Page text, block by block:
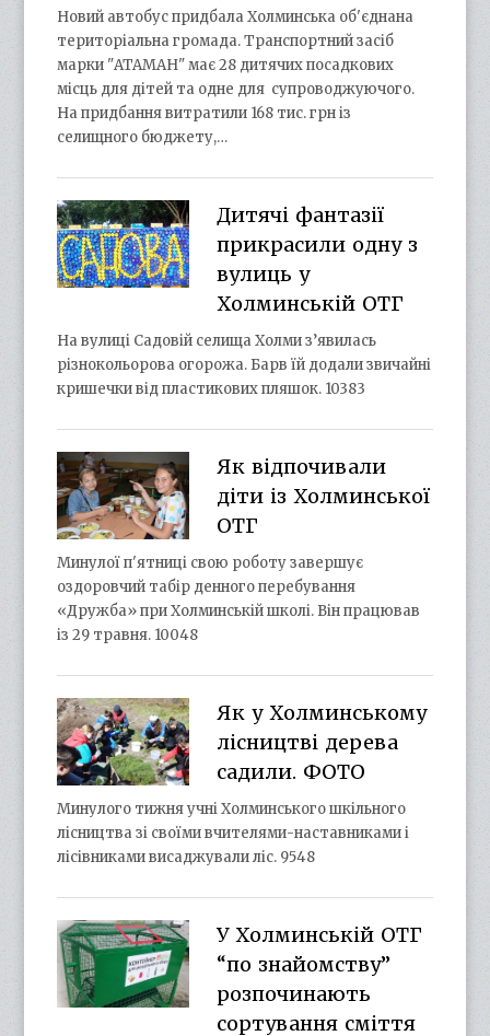
Новий автобус придбала Холминська об'єднана
територіальна громада. Транспортний засіб
марки "АТАМАН" має 28 дитячих посадкових
місць для дітей та одне для супроводжуючого.
На придбання витратили 168 тис. грн із
селищного бюджету,…
Дитячі фантазії
прикрасили одну з
вулиць у
Холминській ОТГ
На вулиці Садовій селища Холми з’явилась
різнокольорова огорожа. Барв їй додали звичайні
кришечки від пластикових пляшок. 10383
Як відпочивали
діти із Холминської
ОТГ
Минулої п'ятниці свою роботу завершує
оздоровчий табір денного перебування
«Дружба» при Холминській школі. Він працював
із 29 травня. 10048
Як у Холминському
лісництві дерева
садили. ФОТО
Минулого тижня учні Холминського шкільного
лісництва зі своїми вчителями-наставниками і
лісівниками висаджували ліс. 9548
У Холминській ОТГ
“по знайомству”
розпочинають
сортування сміття